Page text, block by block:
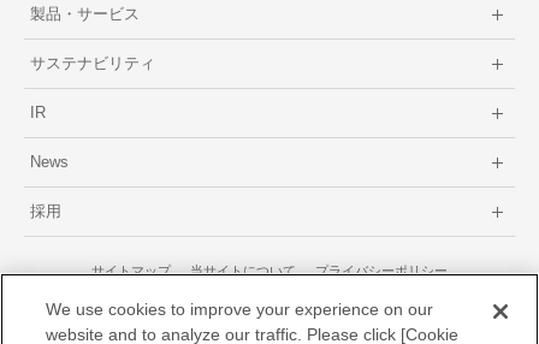
製品・サービス
サステナビリティ
IR
News
採用
サイトマップ 当サイトについて プライバシーポリシー
GDPRに関するプライバシーポリシー
We use cookies to improve your experience on our
website and to analyze our traffic. Please click [Cookie